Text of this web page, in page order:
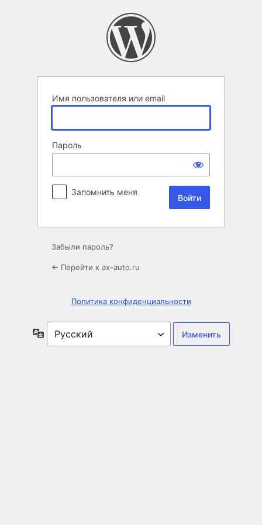
Имя пользователя или email
Пароль
Запомнить меня
Забыли пароль?
← Перейти к ax-auto.ru
Политика конфиденциальности
Язык